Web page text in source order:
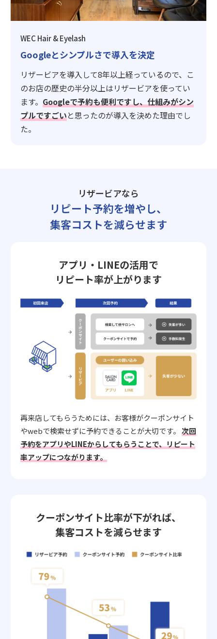
WEC Hair & Eyelash
Googleとシンプルさで導入を決定
リザービアを導入して8年以上経っているので、こ
のお店の歴史の半分以上はリザービアを使ってい
ます。Googleで予約も便利ですし、仕組みがシン
プルですごいと思ったのが導入を決めた理由でし
た。
リザービアなら
リピート予約を増やし、
集客コストを減らせます
アプリ・LINEの活用で
リピート率が上がります
再来店してもらうためには、お客様がクーポンサイト
やwebで検索せずに予約できることが大切です。 次回
予約をアプリやLINEからしてもらうことで、リピート
率アップにつながります。
クーポンサイト比率が下がれば、
集客コストを減らせます